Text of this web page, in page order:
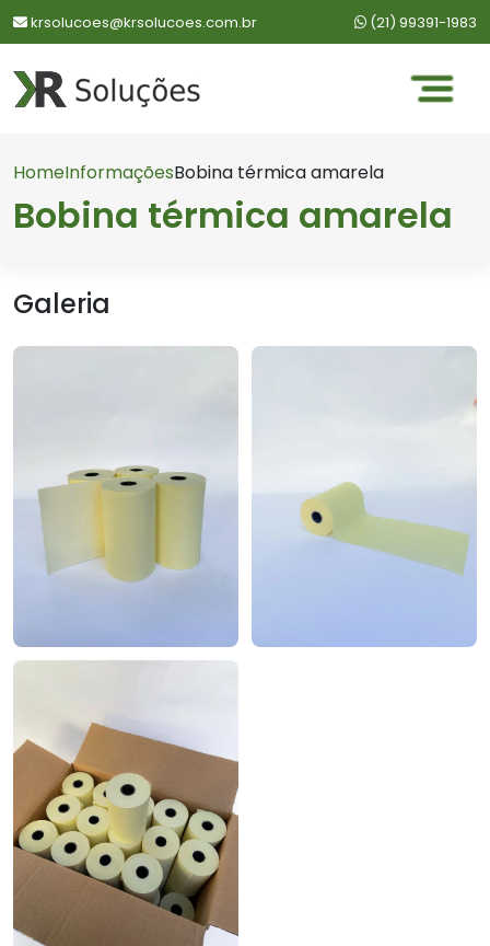
krsolucoes@krsolucoes.com.br WhatsApp:
(21) 99391-1983
HomeInformaçõesBobina térmica amarela
Bobina térmica amarela
Galeria